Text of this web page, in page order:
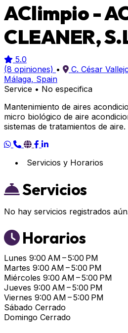
AClimpio -
CLEANER,
5.0
(8 opiniones) •
C. César
Málaga, Spain
Service • No especifica
Mantenimiento de aires
micro biológico de aire
sistemas de tratamientos de aire.
Servicios y Horarios
Servicios
No hay servicios registrados
Horarios
Lunes 9:00 AM – 5:00 PM
Martes 9:00 AM – 5:00 PM
Miércoles 9:00 AM – 5:00 PM
Jueves 9:00 AM – 5:00 PM
Viernes 9:00 AM – 5:00 PM
Sábado Cerrado
Domingo Cerrado